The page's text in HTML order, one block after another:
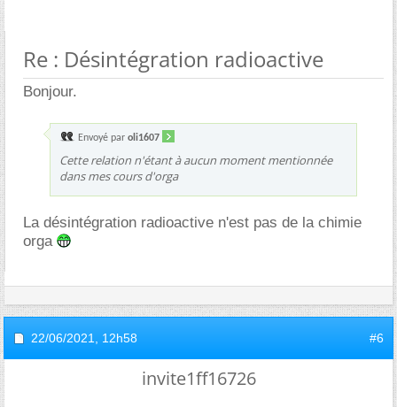
Re : Désintégration radioactive
Bonjour.
Envoyé par oli1607
Cette relation n'étant à aucun moment mentionnée
dans mes cours d'orga
La désintégration radioactive n'est pas de la chimie
orga
22/06/2021, 12h58 #6
invite1ff16726